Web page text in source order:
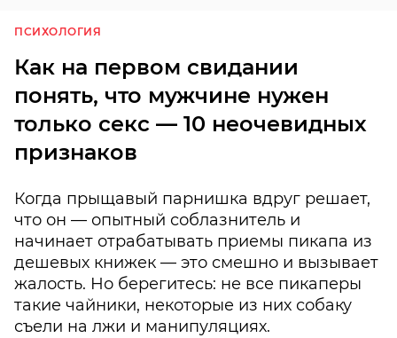
ПСИХОЛОГИЯ
Как на первом свидании
понять, что мужчине нужен
только секс — 10 неочевидных
признаков
Когда прыщавый парнишка вдруг решает,
что он — опытный соблазнитель и
начинает отрабатывать приемы пикапа из
дешевых книжек — это смешно и вызывает
жалость. Но берегитесь: не все пикаперы
такие чайники, некоторые из них собаку
съели на лжи и манипуляциях.